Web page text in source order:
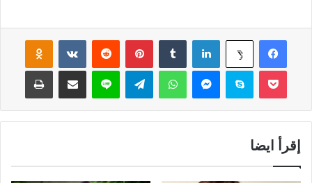
فيسبوك ‫X لينكدإن بينتيريست
سكايب واتساب لاين
إقرأ ايضا